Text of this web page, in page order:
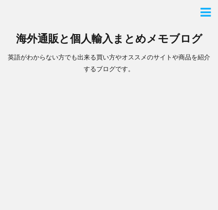
海外通販と個人輸入まとめメモブログ
英語がわからない方でも出来る買い方やオススメのサイトや商品を紹介
するブログです。